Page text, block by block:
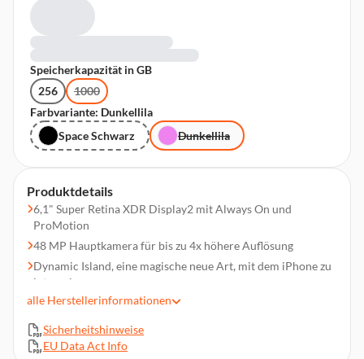
Produktdetails
6,1" Super Retina XDR Display2 mit Always On und
ProMotion
48 MP Hauptkamera für bis zu 4x höhere Auflösung
Dynamic Island, eine magische neue Art, mit dem iPhone zu
interagieren
Kinomodus jetzt in 4K Dolby Vision mit bis zu 30 fps
Action Modus für ruckelfreie, frei gefilmte Videos
Ein wichtiges Sicherheitsfeature – die Unfallerkennung1,
alle Herstellerinformationen
Sicherheitshinweise
EU Data Act Info
Speicherkapazität in GB
256
1000
Farbvariante: Dunkellila
Space Schwarz
Dunkellila